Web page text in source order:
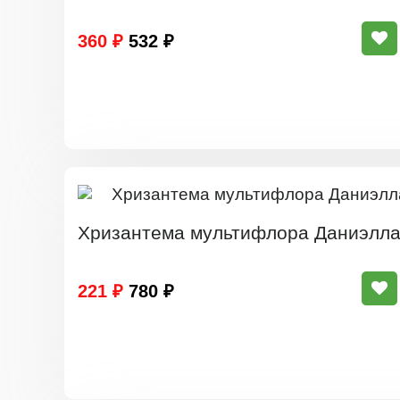
360 ₽ 532 ₽
Хризантема мультифлора
221 ₽ 780 ₽